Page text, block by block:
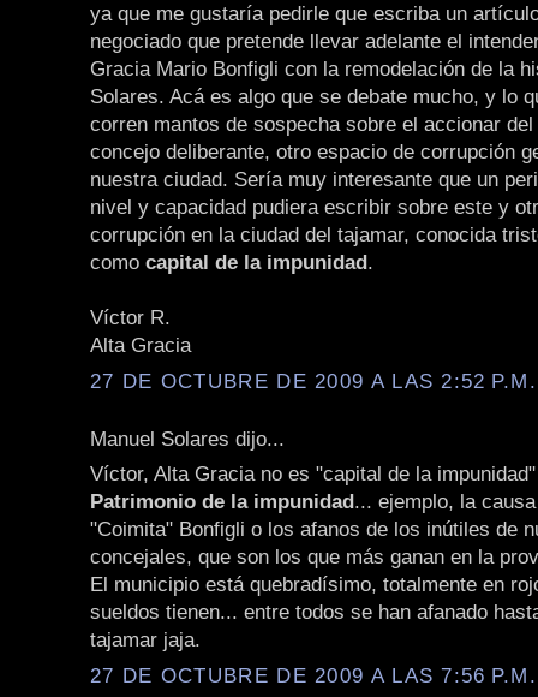
ya que me gustaría pedirle que escriba un
negociado que pretende llevar adelante el
Gracia Mario Bonfigli con la remodelación de la
Solares. Acá es algo que se debate mucho, y lo
corren mantos de sospecha sobre el accionar
concejo deliberante, otro espacio de corrupción
nuestra ciudad. Sería muy interesante que un
nivel y capacidad pudiera escribir sobre este y
corrupción en la ciudad del tajamar, conocida
como capital de la impunidad.
Víctor R.
Alta Gracia
27 DE OCTUBRE DE 2009 A LAS 2:52 P.M.
Manuel Solares dijo...
Víctor, Alta Gracia no es "capital de la
Patrimonio de la impunidad... ejemplo, la
"Coimita" Bonfigli o los afanos de los inútiles de
concejales, que son los que más ganan en la
El municipio está quebradísimo, totalmente en
sueldos tienen... entre todos se han afanado
tajamar jaja.
27 DE OCTUBRE DE 2009 A LAS 7:56 P.M.